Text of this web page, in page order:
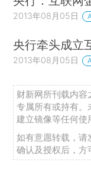
2013年08月05日
央行牵头成立
2013年08月05日
财新网所刊载内容
专属所有或持有。
建立镜像等任何使
如有意愿转载，请
确认及授权后，方